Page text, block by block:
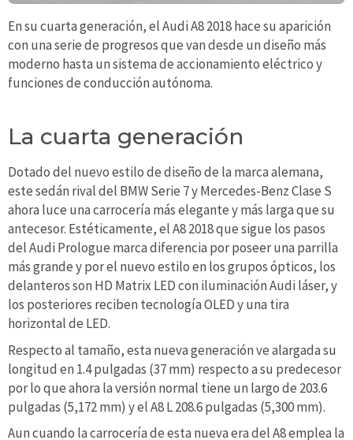
En su cuarta generación, el Audi A8 2018 hace su aparición
con una serie de progresos que van desde un diseño más
moderno hasta un sistema de accionamiento eléctrico y
funciones de conducción autónoma.
La cuarta generación
Dotado del nuevo estilo de diseño de la marca alemana,
este sedán rival del BMW Serie 7 y Mercedes-Benz Clase S
ahora luce una carrocería más elegante y más larga que su
antecesor. Estéticamente, el A8 2018 que sigue los pasos
del Audi Prologue marca diferencia por poseer una parrilla
más grande y por el nuevo estilo en los grupos ópticos, los
delanteros son HD Matrix LED con iluminación Audi láser, y
los posteriores reciben tecnología OLED y una tira
horizontal de LED.
Respecto al tamaño, esta nueva generación ve alargada su
longitud en 1.4 pulgadas (37 mm) respecto a su predecesor
por lo que ahora la versión normal tiene un largo de 203.6
pulgadas (5,172 mm) y el A8 L 208.6 pulgadas (5,300 mm).
Aun cuando la carrocería de esta nueva era del A8 emplea la